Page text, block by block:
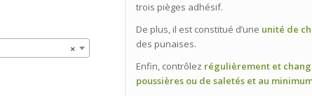
×
trois pièges adhésif.
De plus, il est constitué d’une unité de
des punaises.
Enfin, contrôlez régulièrement et
poussières ou de saletés et au